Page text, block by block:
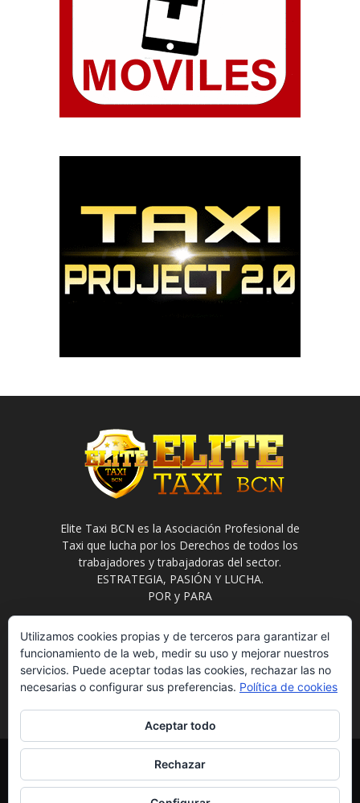
Elite Taxi BCN es la Asociación Profesional de
Taxi que lucha por los Derechos de todos los
trabajadores y trabajadoras del sector.
ESTRATEGIA, PASIÓN Y LUCHA.
POR y PARA
Contáctanos: info@elitetaxi.taxi
Elite Social
Eliminación de datos
Estatutos
Utilizamos cookies propias y de terceros para garantizar el
funcionamiento de la web, medir su uso y mejorar nuestros
servicios. Puede aceptar todas las cookies, rechazar las no
necesarias o configurar sus preferencias. Política de cookies
Aceptar todo
Rechazar